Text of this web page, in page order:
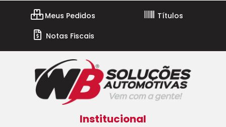
Meus Pedidos
Títulos
Notas Fiscais
Institucional